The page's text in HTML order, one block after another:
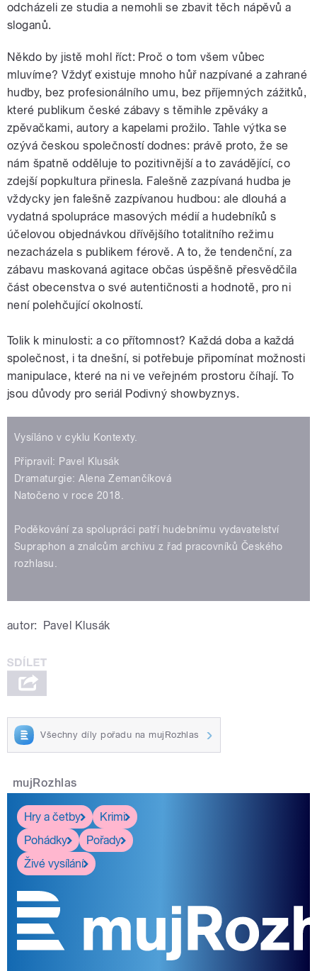
odcházeli ze studia a nemohli se zbavit těch nápěvů a
sloganů.
Někdo by jistě mohl říct: Proč o tom všem vůbec
mluvíme? Vždyť existuje mnoho hůř nazpívané a zahrané
hudby, bez profesionálního umu, bez příjemných zážitků,
které publikum české zábavy s těmihle zpěváky a
zpěvačkami, autory a kapelami prožilo. Tahle výtka se
ozývá českou společností dodnes: právě proto, že se
nám špatně odděluje to pozitivnější a to zavádějící, co
zdejší popkultura přinesla. Falešně zazpívaná hudba je
vždycky jen falešně zazpívanou hudbou: ale dlouhá a
vydatná spolupráce masových médií a hudebníků s
účelovou objednávkou dřívějšího totalitního režimu
nezacházela s publikem férově. A to, že tendenční, za
zábavu maskovaná agitace občas úspěšně přesvědčila
část obecenstva o své autentičnosti a hodnotě, pro ni
není polehčující okolností.
Tolik k minulosti: a co přítomnost? Každá doba a každá
společnost, i ta dnešní, si potřebuje připomínat možnosti
manipulace, které na ni ve veřejném prostoru číhají. To
jsou důvody pro seriál Podivný showbyznys.
Vysíláno v cyklu Kontexty.
Připravil: Pavel Klusák
Dramaturgie: Alena Zemančíková
Natočeno v roce 2018.
Poděkování za spolupráci patří hudebnímu vydavatelství
Supraphon a znalcům archivu z řad pracovníků Českého
rozhlasu.
autor: Pavel Klusák
Všechny díly pořadu na mujRozhlas
mujRozhlas
Hry a četby
Krimi
Pohádky
Pořady
Živé vysílání